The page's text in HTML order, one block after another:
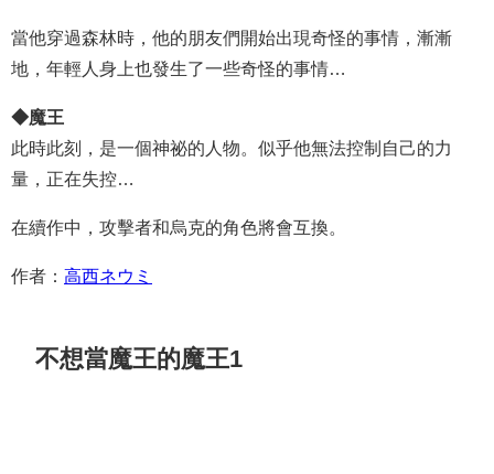
當他穿過森林時，他的朋友們開始出現奇怪的事情，漸漸
地，年輕人身上也發生了一些奇怪的事情…
◆魔王
此時此刻，是一個神祕的人物。似乎他無法控制自己的力
量，正在失控…
在續作中，攻擊者和烏克的角色將會互換。
作者： 高西ネウミ
不想當魔王的魔王1